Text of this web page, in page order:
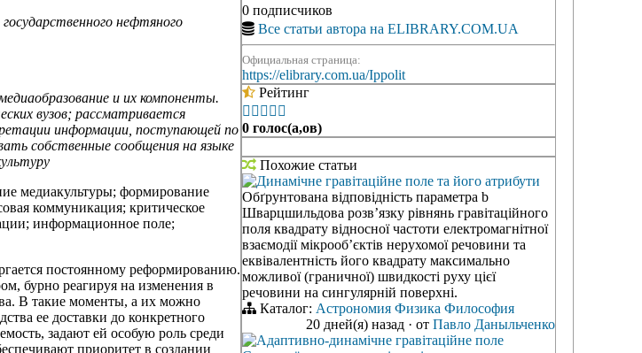
нефтяного
и их компоненты.
вузов; рассматривается
информации, поступающей по
собственные сообщения на языке
медиакультуры; формирование
коммуникация; критическое
информационное поле;
постоянному реформированию.
бурно реагируя на изменения в
В такие моменты, а их можно
ее доставки до конкретного
задают ей особую роль среди
приоритет в создании
0 подписчиков
Все статьи автора на ELIBRARY.COM.UA
Официальная страница:
https://elibrary.com.ua/Ippolit
Рейтинг
    
0 голос(а,ов)
Похожие статьи
Динамічне гравітаційне поле та його атрибути
Обґрунтована відповідність параметра b
Шварцшильдова розв’язку рівнянь гравітаційного
поля квадрату відносної частоти електромагнітної
взаємодії мікрооб’єктів нерухомої речовини та
еквівалентність його квадрату максимально
можливої (граничної) швидкості руху цієї
речовини на сингулярній поверхні.
Каталог: Астрономия Физика Философия
20 дней(я) назад · от Павло Даныльченко
Адаптивно-динамічне гравітаційне поле